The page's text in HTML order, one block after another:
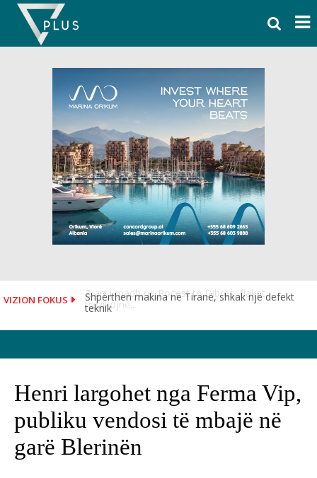
Skip
content
VIZION FOKUS
Shpërthen makina në Tiranë, shkak një defekt
teknik
Henri largohet nga Ferma Vip,
publiku vendosi të mbajë në
garë Blerinën